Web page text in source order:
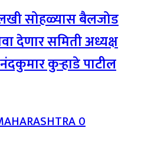
सोहळ्यास बैलजोड
देणार समिती अध्यक्ष
कुऱ्हाडे पाटील
0